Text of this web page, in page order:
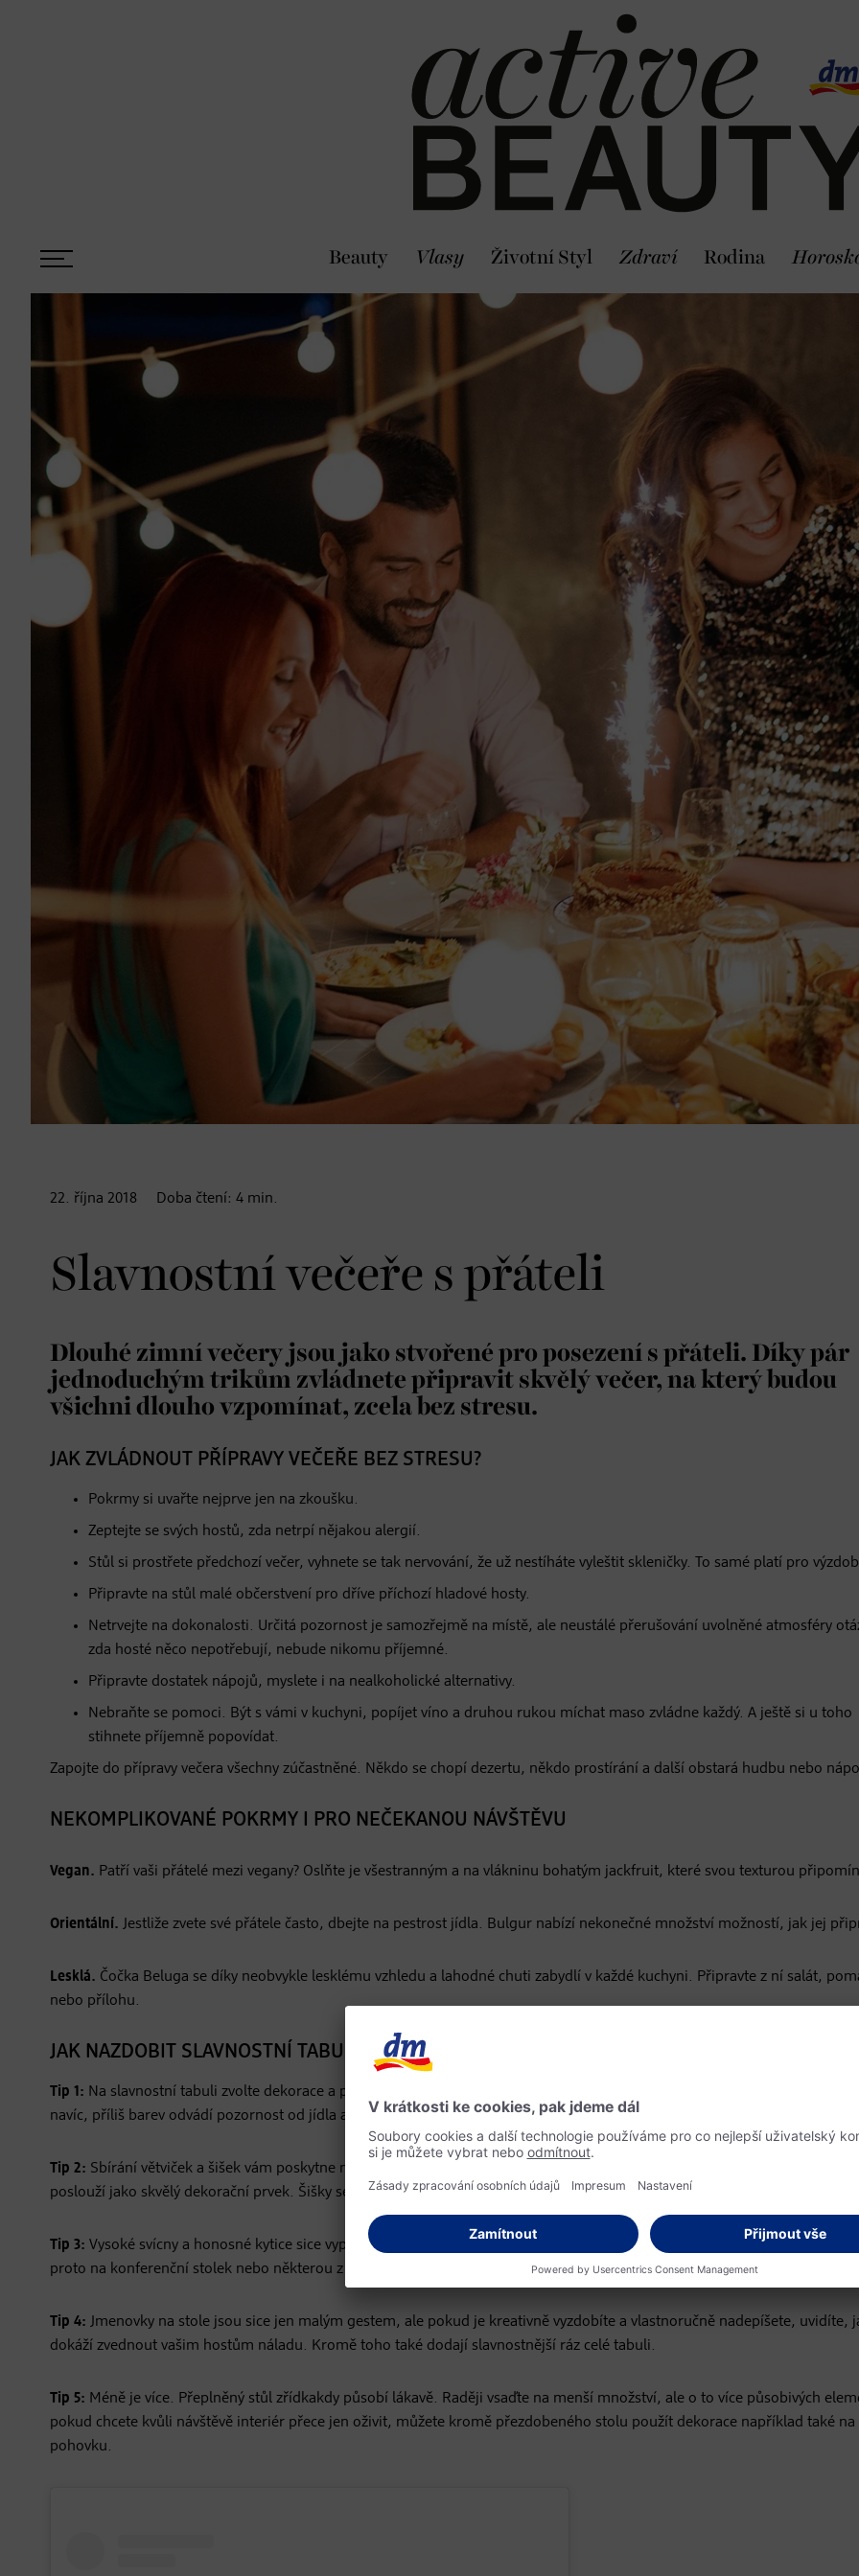
Beauty Vlasy Životní Styl Zdraví Rodina
22. října 2018 Doba čtení: 4 min.
Slavnostní večeře s přáteli
Dlouhé zimní večery jsou jako stvořené pro posezení s přáteli. Díky pár
jednoduchým trikům zvládnete připravit skvělý večer, na který budou
všichni dlouho vzpomínat, zcela bez stresu.
JAK ZVLÁDNOUT PŘÍPRAVY VEČEŘE BEZ STRESU?
Pokrmy si uvařte nejprve jen na zkoušku.
Zeptejte se svých hostů, zda netrpí nějakou alergií.
Stůl si prostřete předchozí večer, vyhnete se tak nervování, že už nestíháte vyleštit skleničky. To samé platí pro
Připravte na stůl malé občerstvení pro dříve příchozí hladové hosty.
Netrvejte na dokonalosti. Určitá pozornost je samozřejmě na místě, ale neustálé přerušování uvolněné atmosféry
zda hosté něco nepotřebují, nebude nikomu příjemné.
Připravte dostatek nápojů, myslete i na nealkoholické alternativy.
Nebraňte se pomoci. Být s vámi v kuchyni, popíjet víno a druhou rukou míchat maso zvládne každý. A ještě si u toho
stihnete příjemně popovídat.
Zapojte do přípravy večera všechny zúčastněné. Někdo se chopí dezertu, někdo prostírání a další obstará hudbu nebo
NEKOMPLIKOVANÉ POKRMY I PRO NEČEKANOU NÁVŠTĚVU
Vegan. Patří vaši přátelé mezi vegany? Oslňte je všestranným a na vlákninu bohatým jackfruit, které svou texturou
Orientální. Jestliže zvete své přátele často, dbejte na pestrost jídla. Bulgur nabízí nekonečné množství možností, jak jej
Lesklá. Čočka Beluga se díky neobvykle lesklému vzhledu a lahodné chuti zabydlí v každé kuchyni. Připravte z ní salát,
nebo přílohu.
JAK NAZDOBIT SLAVNOSTNÍ TABULI
Tip 1: Na slavnostní tabuli zvolte dekorace a prostírání maximálně ve dvou barvách. Díky tomu dosáhnete puncu
navíc, příliš barev odvádí pozornost od jídla a způsobuje neklid.
Tip 2: Sbírání větviček a šišek vám poskytne nejen skvělou zábavu na čerstvém vzduchu, ale sesbíraný materiál vám také
poslouží jako skvělý dekorační prvek. Šišky se v teple pomalu otevírají a příjemně provoní místnost.
Tip 3: Vysoké svícny a honosné kytice sice vypadají krásně, ale zcela jistě vám zabrání ve výhledu na spolustolovníky.
proto na konferenční stolek nebo některou z vedlejších polic. I tam jistě najdou své dekorační uplatnění a zútulní interiér.
Tip 4: Jmenovky na stole jsou sice jen malým gestem, ale pokud je kreativně vyzdobíte a vlastnoručně nadepíšete, uvidíte,
dokáží zvednout vašim hostům náladu. Kromě toho také dodají slavnostnější ráz celé tabuli.
Tip 5: Méně je více. Přeplněný stůl zřídkakdy působí lákavě. Raději vsaďte na menší množství, ale o to více působivých
pokud chcete kvůli návštěvě interiér přece jen oživit, můžete kromě přezdobeného stolu použít dekorace například také na
pohovku.